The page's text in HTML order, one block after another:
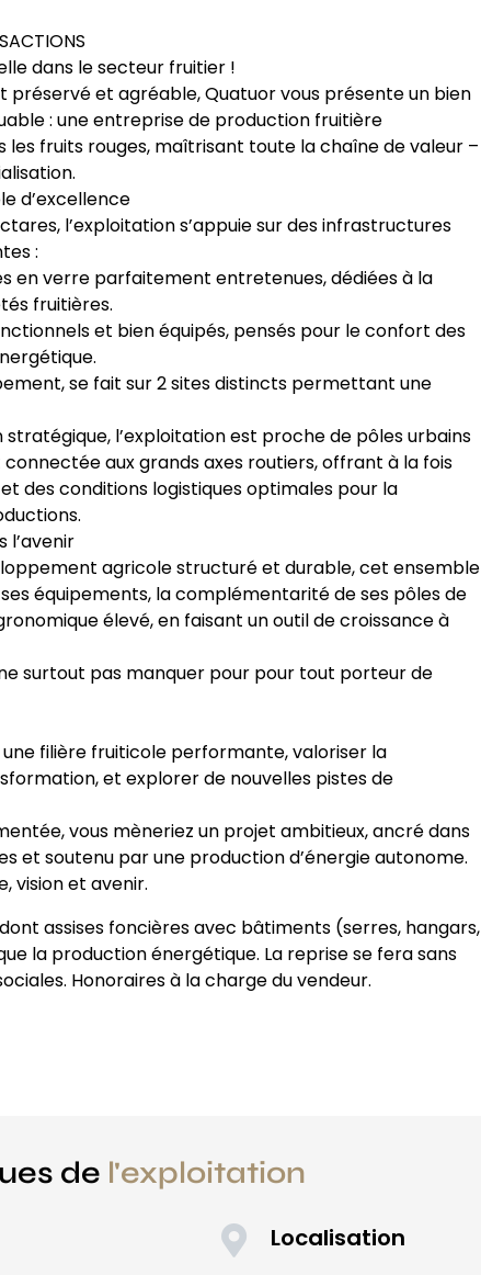
dans le secteur fruitier !
préservé et agréable, Quatuor vous présente un bien
: une entreprise de production fruitière
les fruits rouges, maîtrisant toute la chaîne de valeur –
d’excellence
l’exploitation s’appuie sur des infrastructures
:
en verre parfaitement entretenues, dédiées à la
fruitières.
et bien équipés, pensés pour le confort des
se fait sur 2 sites distincts permettant une
stratégique, l’exploitation est proche de pôles urbains
aux grands axes routiers, offrant à la fois
des conditions logistiques optimales pour la
l’avenir
agricole structuré et durable, cet ensemble
équipements, la complémentarité de ses pôles de
élevé, en faisant un outil de croissance à
surtout pas manquer pour pour tout porteur de
filière fruiticole performante, valoriser la
et explorer de nouvelles pistes de
vous mèneriez un projet ambitieux, ancré dans
et soutenu par une production d’énergie autonome.
vision et avenir.
dont assises foncières avec bâtiments (serres, hangars,
la production énergétique. La reprise se fera sans
Honoraires à la charge du vendeur.
de l'exploitation
Localisation